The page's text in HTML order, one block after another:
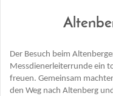
Der Besuch beim
Messdienerleiterrunde ein
freuen. Gemeinsam
den Weg nach Altenberg